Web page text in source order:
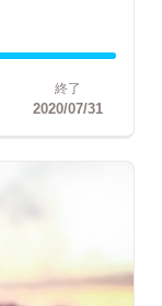
終了
2020/07/31